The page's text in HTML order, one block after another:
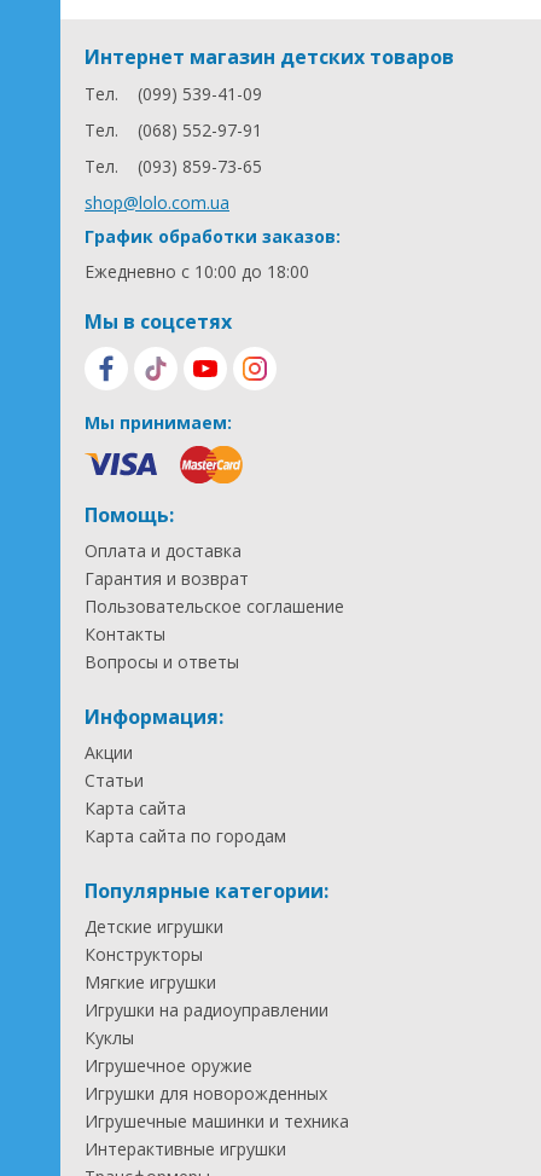
Интернет магазин детских товаров
Тел.
(099) 539-41-09
Тел.
(068) 552-97-91
Тел.
(093) 859-73-65
shop@lolo.com.ua
График обработки заказов:
Ежедневно с 10:00 до 18:00
Мы в соцсетях
Мы принимаем:
Помощь:
Оплата и доставка
Гарантия и возврат
Пользовательское соглашение
Контакты
Вопросы и ответы
Информация:
Акции
Статьи
Карта сайта
Карта сайта по городам
Популярные категории:
Детские игрушки
Конструкторы
Мягкие игрушки
Игрушки на радиоуправлении
Куклы
Игрушечное оружие
Игрушки для новорожденных
Игрушечные машинки и техника
Интерактивные игрушки